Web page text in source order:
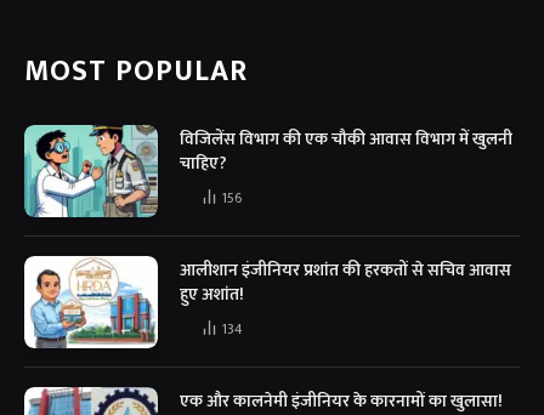
MOST POPULAR
विजिलेंस विभाग की एक चौकी आवास विभाग में खुलनी
चाहिए?
156
आलीशान इंजीनियर प्रशांत की हरकतों से सचिव आवास
हुए अशांत!
134
एक और कालनेमी इंजीनियर के कारनामों का खुलासा!